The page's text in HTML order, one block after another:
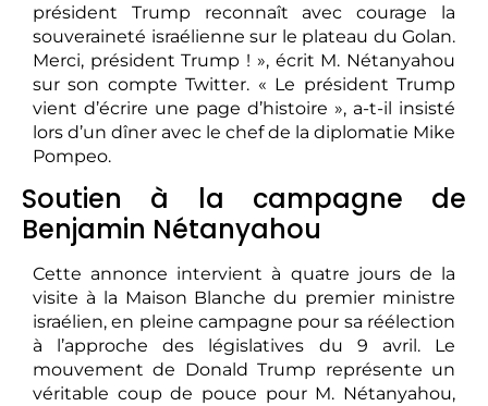
président Trump reconnaît avec courage la
souveraineté israélienne sur le plateau du Golan.
Merci, président Trump ! », écrit M. Nétanyahou
sur son compte Twitter. « Le président Trump
vient d’écrire une page d’histoire », a-t-il insisté
lors d’un dîner avec le chef de la diplomatie Mike
Pompeo.
Soutien à la campagne de
Benjamin Nétanyahou
Cette annonce intervient à quatre jours de la
visite à la Maison Blanche du premier ministre
israélien, en pleine campagne pour sa réélection
à l’approche des législatives du 9 avril. Le
mouvement de Donald Trump représente un
véritable coup de pouce pour M. Nétanyahou,